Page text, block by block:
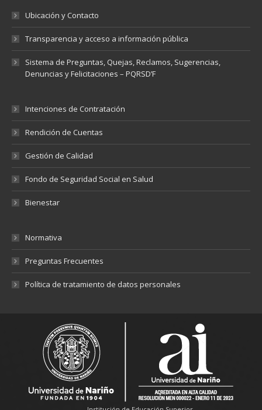
Ubicación y Contacto
Transparencia y acceso a información pública
Sistema de Preguntas, Quejas, Reclamos, Sugerencias,
Denuncias y Felicitaciones – PQRSD’F
Intenciones de Contratación
Rendición de Cuentas
Gestión de Calidad
Fondo de Seguridad Social en Salud
Bienestar
Normativa
Preguntas Frecuentes
Política de tratamiento de datos personales